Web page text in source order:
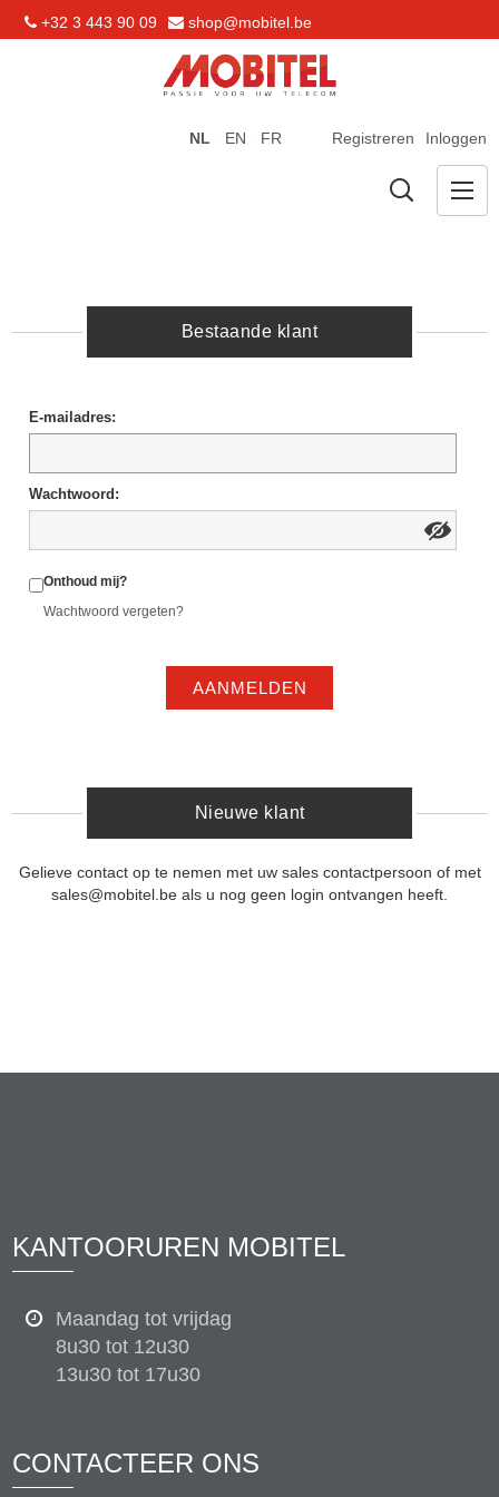
+32 3 443 90 09 shop@mobitel.be
Registreren Inloggen
NL EN FR
Bestaande klant
E-mailadres:
Wachtwoord:
Onthoud mij?
Wachtwoord vergeten?
AANMELDEN
Nieuwe klant
Gelieve contact op te nemen met uw sales contactpersoon of met
sales@mobitel.be als u nog geen login ontvangen heeft.
KANTOORUREN MOBITEL
Maandag tot vrijdag
8u30 tot 12u30
13u30 tot 17u30
CONTACTEER ONS